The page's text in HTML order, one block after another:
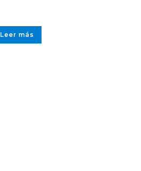
Leer más